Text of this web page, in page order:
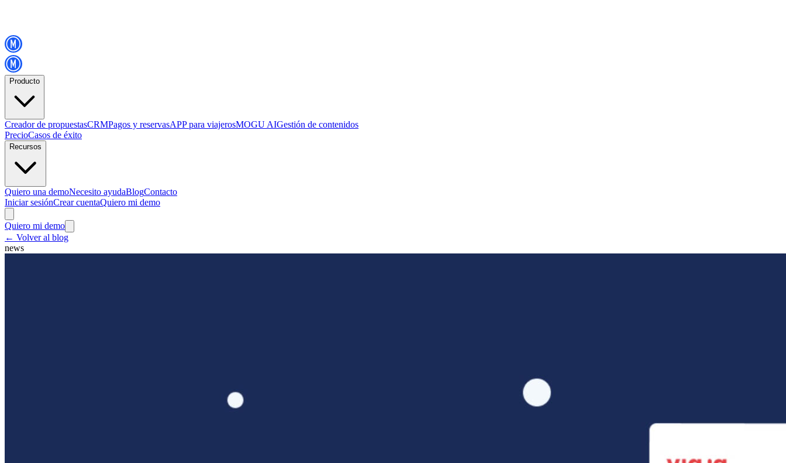
Producto
Creador de propuestasCRMPagos y reservasAPP para viajerosMOGU AIGestión de contenidos
PrecioCasos de éxito
Recursos
Quiero una demoNecesito ayudaBlogContacto
Iniciar sesiónCrear cuentaQuiero mi demo
Quiero mi demo
← Volver al blog
news